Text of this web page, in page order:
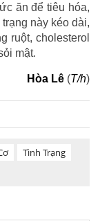
ăn để tiêu hóa,
này kéo dài,
ruột, cholesterol
mật.
Hòa Lê (T/h)
Tình Trạng